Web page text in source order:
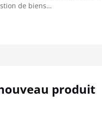
de biens…
produit